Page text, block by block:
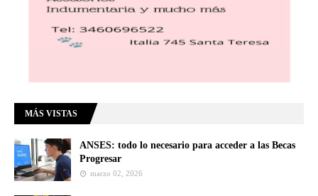
MÁS VISTAS
ANSES: todo lo necesario para acceder a las Becas
Progresar
marzo 02, 2026